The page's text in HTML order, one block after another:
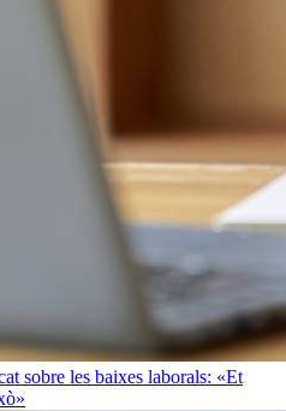
sobre les baixes laborals: «Et